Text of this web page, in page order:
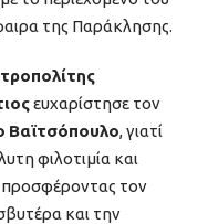
της Παράκλησης.
ευχαρίστησε τον
Βαϊτσόπουλο, γιατί
φιλοτιμία και
προσφέροντας τον
και την